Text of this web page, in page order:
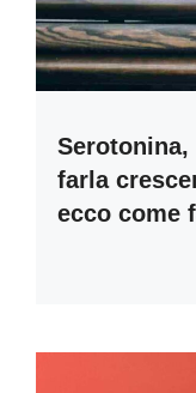
Serotonina,
farla
ecco come